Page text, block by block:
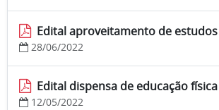
Edital aproveitamento de estudos
28/06/2022
Edital dispensa de educação física
12/05/2022